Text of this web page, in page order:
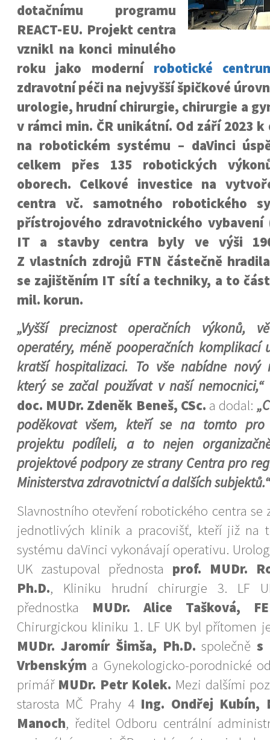
dotačnímu programu
REACT-EU. Projekt centra
vznikl na konci minulého
roku jako moderní robotické
zdravotní péči na nejvyšší špičkové
urologie, hrudní chirurgie, chirurgie a
v rámci min. ČR unikátní. Od září 2023
na robotickém systému – daVinci
celkem přes 135 robotických
oborech. Celkové investice na
centra vč. samotného robotického
přístrojového zdravotnického vybavení
IT a stavby centra byly ve výši
Z vlastních zdrojů FTN částečně
se zajištěním IT sítí a techniky, a to
mil. korun.
„Vyšší preciznost operačních výkonů,
operatéry, méně pooperačních komplikací
kratší hospitalizaci. To vše nabídne nový
který se začal používat v naší nemocnici,“
doc. MUDr. Zdeněk Beneš, CSc. a dodal:
poděkovat všem, kteří se na tomto pro
projektu podíleli, a to nejen
projektové podpory ze strany Centra pro
Ministerstva zdravotnictví a dalších subjektů.“
Slavnostního otevření robotického centra se
jednotlivých klinik a pracovišť, kteří již na
systému daVinci vykonávají operativu.
UK zastupoval přednosta prof. MUDr.
Ph.D., Kliniku hrudní chirurgie 3. LF
přednostka MUDr. Alice Tašková,
Chirurgickou kliniku 1. LF UK byl přítomen
MUDr. Jaromír Šimša, Ph.D.společně s
Vrbenským a Gynekologicko-porodnické
primářMUDr. Petr Kolek. Mezi dalšími
starosta MČ Prahy 4 Ing. Ondřej Kubín,
Manoch, ředitel Odboru centrální